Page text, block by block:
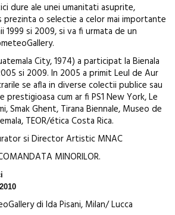
dure ale unei umanitati asuprite,
prezinta o selectie a celor mai importante
1999 si 2009, si va fi urmata de un
City, 1974) a participat la Bienala
si 2009. In 2005 a primit Leul de Aur
se afla in diverse colectii publice sau
cum ar fi PS1 New York, Le
Smak Ghent, Tirana Biennale, Museo de
TEOR/ética Costa Rica.
si Director Artistic MNAC
MINORILOR.
2010
di Ida Pisani, Milan/ Lucca